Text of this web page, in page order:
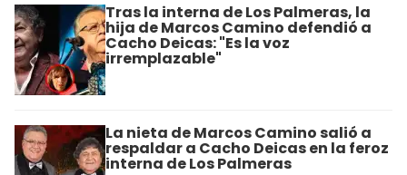
Tras la interna de Los Palmeras, la
hija de Marcos Camino defendió a
Cacho Deicas: "Es la voz
irremplazable"
La nieta de Marcos Camino salió a
respaldar a Cacho Deicas en la feroz
interna de Los Palmeras